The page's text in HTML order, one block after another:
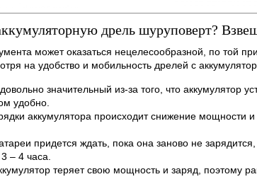
дрель шуруповерт?
может оказаться нецелесообразной, по той
на удобство и мобильность дрелей с
значительный из-за того, что аккумулятор
удобно.
аккумулятора происходит снижение мощности
придется ждать, пока она заново не
– 4 часа.
теряет свою мощность и заряд, поэтому